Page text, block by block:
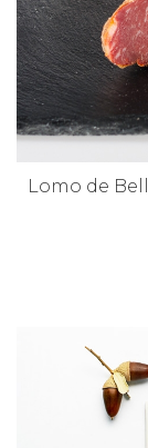
Lomo de